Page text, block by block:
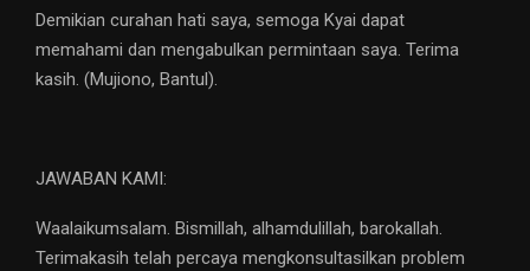
Demikian curahan hati saya, semoga Kyai dapat
memahami dan mengabulkan permintaan saya. Terima
kasih. (Mujiono, Bantul).
JAWABAN KAMI:
Waalaikumsalam. Bismillah, alhamdulillah, barokallah.
Terimakasih telah percaya mengkonsultasilkan problem